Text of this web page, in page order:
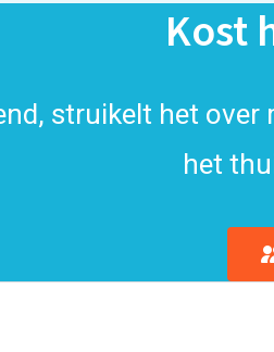
Kost
struikelt het
het